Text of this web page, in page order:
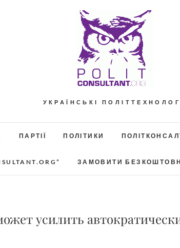
УКРАЇНСЬКІ
ПАРТІЇ ПОЛІТИКИ
ЗАМОВИТИ
усилить